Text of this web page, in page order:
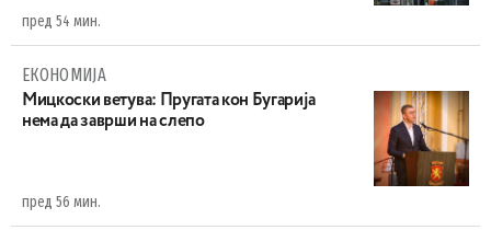
пред 54 мин.
ЕКОНОМИЈА
Mицкоски ветува: Пругата кон Бугарија
нема да заврши на слепо
пред 56 мин.